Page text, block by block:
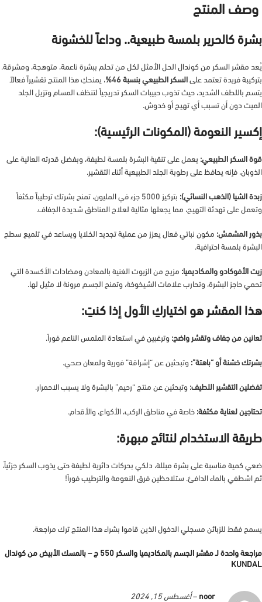
وصف المنتج
بشرة كالحرير بلمسة طبيعية.. وداعاً للخشونة
يُعد مقشر السكر من كوندال الحل الأمثل لكل من تحلم ببشرة ناعمة، متوهجة، ومشرقة.
بتركيبة فريدة تعتمد على السكر الطبيعي بنسبة 46%
، يمنحكِ هذا المنتج تقشيراً فعالاً
يتسم باللطف الشديد، حيث تذوب حبيبات السكر تدريجياً لتنظف المسام وتزيل الجلد
الميت دون أن تسبب أي تهيج أو خدوش.
إكسير النعومة (المكونات الرئيسية):
قوة السكر الطبيعي: يعمل على تنقية البشرة بلمسة لطيفة، وبفضل قدرته العالية على
الذوبان، فإنه يحافظ على رطوبة الجلد الطبيعية أثناء التقشير.
زبدة الشيا (الذهب النسائي):
بتركيز 5000 جزء في المليون، تمنح بشرتك ترطيباً مكثفاً
وتعمل على تهدئة التهيج، مما يجعلها مثالية لعلاج المناطق شديدة الجفاف.
بذور المشمش: مكون نباتي فعال يعزز من عملية تجديد الخلايا ويساعد في تلميع سطح
البشرة بلمسة احترافية.
زيت الأفوكادو والمكاديميا: مزيج من الزيوت الغنية بالمعادن ومضادات الأكسدة التي
تحمي حاجز البشرة، وتحارب علامات الشيخوخة، وتمنح الجسم مرونة لا مثيل لها.
هذا المقشر هو اختياركِ الأول إذا كنتِ:
تعانين من جفاف وتقشر واضح: وترغبين في استعادة الملمس الناعم فوراً.
بشرتك خشنة أو “باهتة”: وتبحثين عن “إشراقة” فورية ولمعان صحي.
تفضلين التقشير اللطيف: وتبحثين عن منتج “رحيم” بالبشرة ولا يسبب الاحمرار.
تحتاجين لعناية مكثفة: خاصة في مناطق الركب، الأكواع، والأقدام.
طريقة الاستخدام لنتائج مبهرة:
ضعي كمية مناسبة على بشرة مبللة، دلكي بحركات دائرية لطيفة حتى يذوب السكر جزئياً،
ثم اشطفي بالماء الدافئ. ستلاحظين فرق النعومة والترطيب فوراً!
مراجعة واحدة لـ
مقشر الجسم بالمكاديميا والسكر 550 ج – بالمسك الأبيض من كوندال
KUNDAL
noor
– أغسطس 15, 2024
يسمح فقط للزبائن مسجلي الدخول الذين قاموا بشراء هذا المنتج ترك مراجعة.